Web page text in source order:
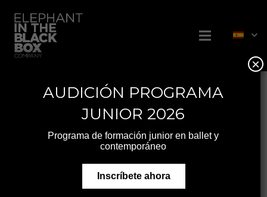
EBB Company
Jean-Philippe Dury
ebbcompany@gmail.com
+0034 645 086 754
AUDICIÓN PROGRAMA
JUNIOR 2026
Programa de formación junior en ballet y
contemporáneo
Inscríbete ahora
×